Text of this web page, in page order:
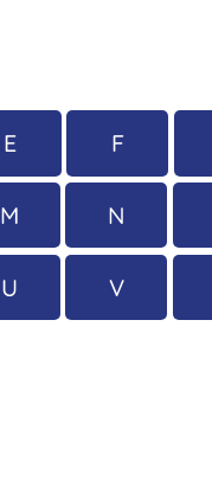
E F
M N
U V